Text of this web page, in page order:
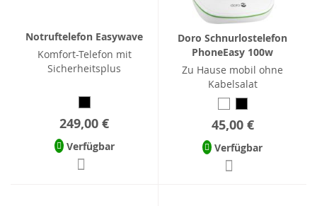
Notruftelefon Easywave
Komfort-Telefon mit
Sicherheitsplus
249,00 €
Verfügbar
Doro Schnurlostelefon
PhoneEasy 100w
Zu Hause mobil ohne
Kabelsalat
45,00 €
Verfügbar